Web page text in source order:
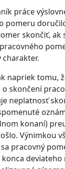
práce
pomeru
skončiť,
napriek tomu,
o skončení
neplatnosť
konaní)
Výnimkou
pracovný